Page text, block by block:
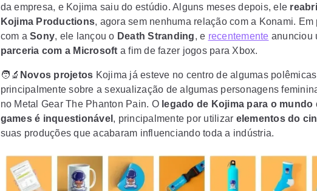
da empresa, e Kojima saiu do estúdio. Alguns meses depois, ele
Kojima Productions, agora sem nenhuma relação com a Konami. Em
com a Sony, ele lançou o Death Stranding, e recentemente anunciou
parceria com a Microsoft a fim de fazer jogos para Xbox.
🧑‍🔬 Novos projetos Kojima já esteve no centro de algumas
principalmente sobre a sexualização de algumas personagens
no Metal Gear The Phanton Pain. O legado de Kojima para o mundo
games é inquestionável , principalmente por utilizar elementos do
suas produções que acabaram influenciando toda a indústria.